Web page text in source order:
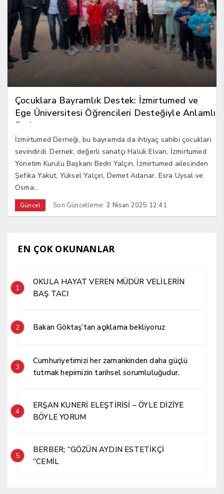
Çocuklara Bayramlık Destek: İzmirtumed ve
Ege Üniversitesi Öğrencileri Desteğiyle Anlamlı
Proje
İzmirtumed Derneği, bu bayramda da ihtiyaç sahibi çocukları
sevindirdi. Dernek, değerli sanatçı Haluk Elvan, İzmirtumed
Yönetim Kurulu Başkanı Bedri Yalçın, İzmirtumed ailesinden
Şefika Yakut, Yüksel Yalçın, Demet Adanar, Esra Uysal ve
Osma...
Güncel Son Güncelleme: 2 Nisan 2025 12:41
EN ÇOK OKUNANLAR
1
OKULA HAYAT VEREN MÜDÜR VELİLERİN
BAŞ TACI
2 Bakan Göktaş’tan açıklama bekliyoruz
3
Cumhuriyetimizi her zamankinden daha güçlü
tutmak hepimizin tarihsel sorumluluğudur.
4
ERŞAN KUNERİ ELEŞTİRİSİ – ÖYLE DİZİYE
BÖYLE YORUM
5
BERBER; “GÖZÜN AYDIN ESTETİKÇİ
“CEMİL